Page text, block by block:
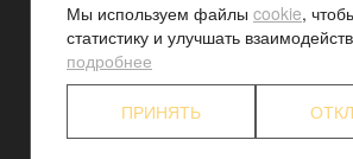
Контакты и схема проезда
Наши
Программа лояльности
Партнерские программы
Акционерам
Мы используем файлы cookie,
статистику и улучшать
подробнее
ПРИНЯТЬ